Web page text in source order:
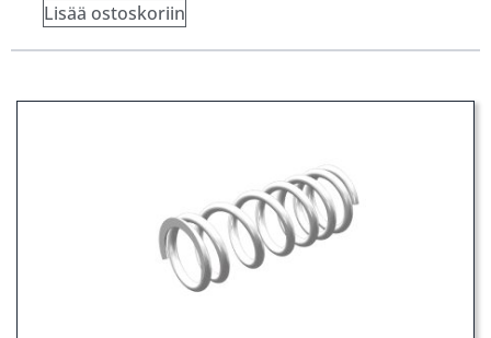
Lisää ostoskoriin